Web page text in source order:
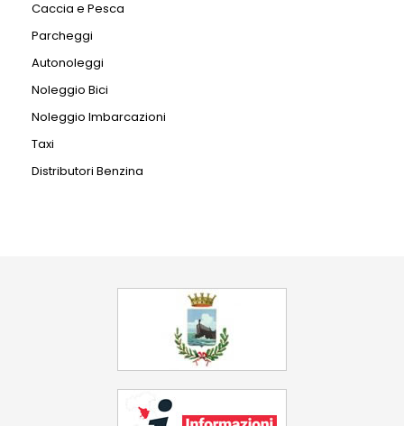
Caccia e Pesca
Parcheggi
Autonoleggi
Noleggio Bici
Noleggio Imbarcazioni
Taxi
Distributori Benzina